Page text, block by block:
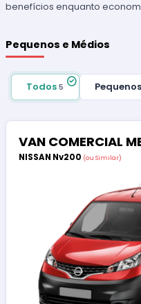
benefícios enquanto
Pequenos e Médios
Todos5
VAN COMERCIAL
NISSAN Nv200 (ou Similar)